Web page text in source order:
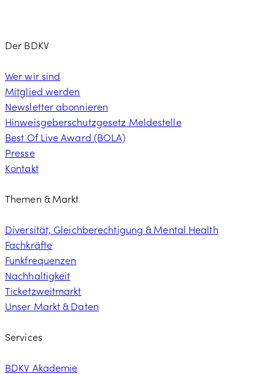
Der BDKV
Wer wir sind
Mitglied werden
Newsletter abonnieren
Hinweisgeberschutzgesetz Meldestelle
Best Of Live Award (BOLA)
Presse
Kontakt
Themen & Markt
Diversität, Gleichberechtigung & Mental Health
Fachkräfte
Funkfrequenzen
Nachhaltigkeit
Ticketzweitmarkt
Unser Markt & Daten
Services
BDKV Akademie